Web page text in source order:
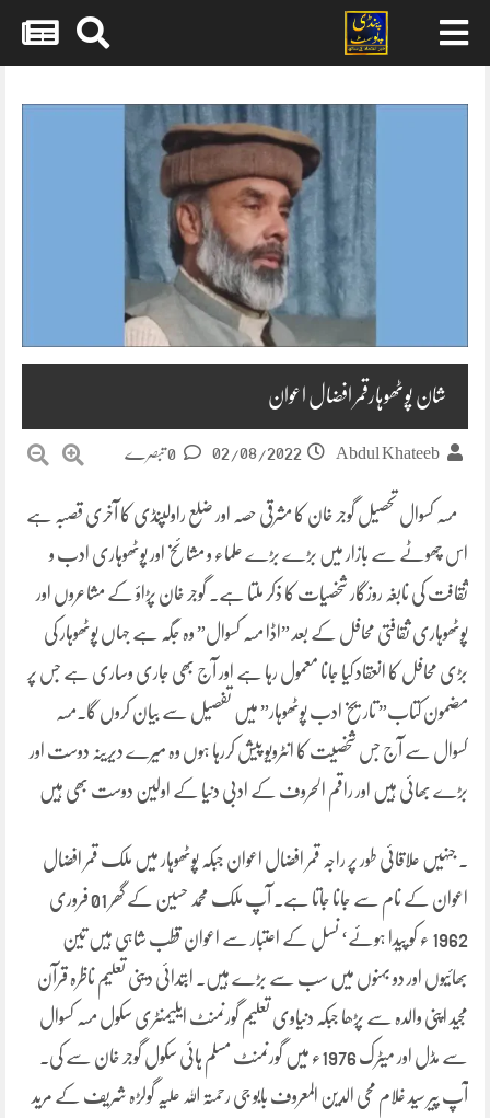
content
شان پوٹھوہارقمر افضال اعوان
Abdul Khateeb
02/08/2022
مسہ کسوال تحصیل گوجر خان کا مشرقی حصہ اور ضلع راولپنڈی کا آخری قصبہ ہے
اس چھوٹے سے بازار میں بڑے بڑے علماء و مشائخ اور پوٹھوہاری ادب و
ثقافت کی نابغہ روزگار شخصیات کا ذکر ملتا ہے۔ گوجر خان پڑاؤ کے مشاعروں اور
پوٹھوہاری ثقافتی محافل کے بعد ”اڈا مسہ کسوال” وہ جگہ ہے جہاں پوٹھوہار کی
بڑی محافل کا انعقاد کیا جانا معمول رہا ہے اور آج بھی جاری وساری ہے جس پر
مضمون کتاب” تاریخ ادب پوٹھوہار” میں تفصیل سے بیان کروں گا۔مسہ
کسوال سے آج جس شخصیت کا انٹرویو پیش کررہا ہوں وہ میرے دیرینہ دوست اور
بڑے بھائی ہیں اور راقم الحروف کے ادبی دنیا کے اولین دوست بھی ہیں
۔ جنہیں علاقائی طور پر راجہ قمر افضال اعوان جبکہ پوٹھوہار میں ملک قمر افضال
اعوان کے نام سے جانا جاتا ہے۔ آپ ملک محمد حسین کے گھر 01 فروری
1962 ء کو پیدا ہوئے‘ نسل کے اعتبار سے اعوان قطب شاہی ہیں تین
بھائیوں اور دو بہنوں میں سب سے بڑے ہیں۔ ابتدائی دینی تعلیم ناظرہ قرآن
مجید اپنی والدہ سے پڑھا جبکہ دنیاوی تعلیم گورنمنٹ ایلیمنٹری سکول مسہ کسوال
سے مڈل اور میٹرک 1976ء میں گورنمنٹ مسلم ہائی سکول گوجر خان سے کی۔
آپ پیر سید غلام محی الدین المعروف بابو جی رحمتہ اللہ علیہ گولڑہ شریف کے مرید